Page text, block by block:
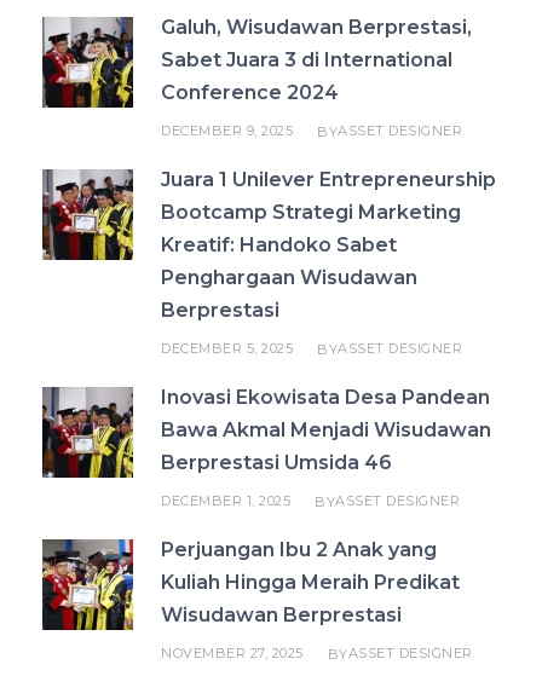
Galuh, Wisudawan Berprestasi,
Sabet Juara 3 di International
Conference 2024
DECEMBER 9, 2025 BYASSET DESIGNER
Juara 1 Unilever Entrepreneurship
Bootcamp Strategi Marketing
Kreatif: Handoko Sabet
Penghargaan Wisudawan
Berprestasi
DECEMBER 5, 2025 BYASSET DESIGNER
Inovasi Ekowisata Desa Pandean
Bawa Akmal Menjadi Wisudawan
Berprestasi Umsida 46
DECEMBER 1, 2025 BYASSET DESIGNER
Perjuangan Ibu 2 Anak yang
Kuliah Hingga Meraih Predikat
Wisudawan Berprestasi
NOVEMBER 27, 2025 BYASSET DESIGNER